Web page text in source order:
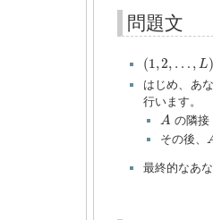
問題文
(1,2, … , L)
(1 2,
はじめ、あ
行います。
A
A の隣接
その後、
最終的なあ